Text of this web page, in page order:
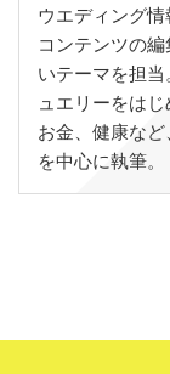
ウエディング
コンテンツの
いテーマを担
ュエリーをは
お金、健康な
を中心に執筆。